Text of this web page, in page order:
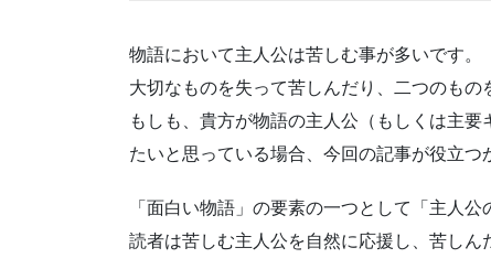
物語において主人公は苦しむ事が多いです。
大切なものを失って苦しんだり、二つのも
もしも、貴方が物語の主人公（もしくは主
たいと思っている場合、今回の記事が役立つ
「面白い物語」の要素の一つとして「主人
読者は苦しむ主人公を自然に応援し、苦しん